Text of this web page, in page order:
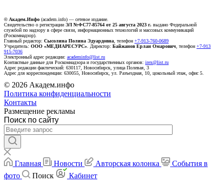
© Академ.Инфо (academ.info) — сетевое издание.
Свидетельство о регистрации ЭЛ №ФС77-85764 от 25 августа 2023 г. выдано Федеральной
службой по надзору в сфере связи, информационных технологий и массовых коммуникаций
(Роскомнадзор).
Главный редактор: Сысолина Полина Эдуардовна , телефон +7-913-760-0689
Учредитель: ООО «МЕДИАРЕСУРС» . Директор: Байжанов Ерлан Омарович , телефон +7-913
915-7036
Электронный адрес редакции: academinfo@list.ru
Контактные данные для Роскомнадзора и государственных органов: irex@list.ru
Адрес редакции фактический: 630117, Новосибирск, улица Полевая, 3
Адрес для корреспонденции: 630055, Новосибирск, ул. Разъездная, 10, цокольный этаж, офис 5.
© 2026 Академ.инфо
Политика конфиденциальности
Контакты
Размещение рекламы
Поиск по сайту
Главная Новости Авторская колонка
События в
фото
Поиск Кабинет